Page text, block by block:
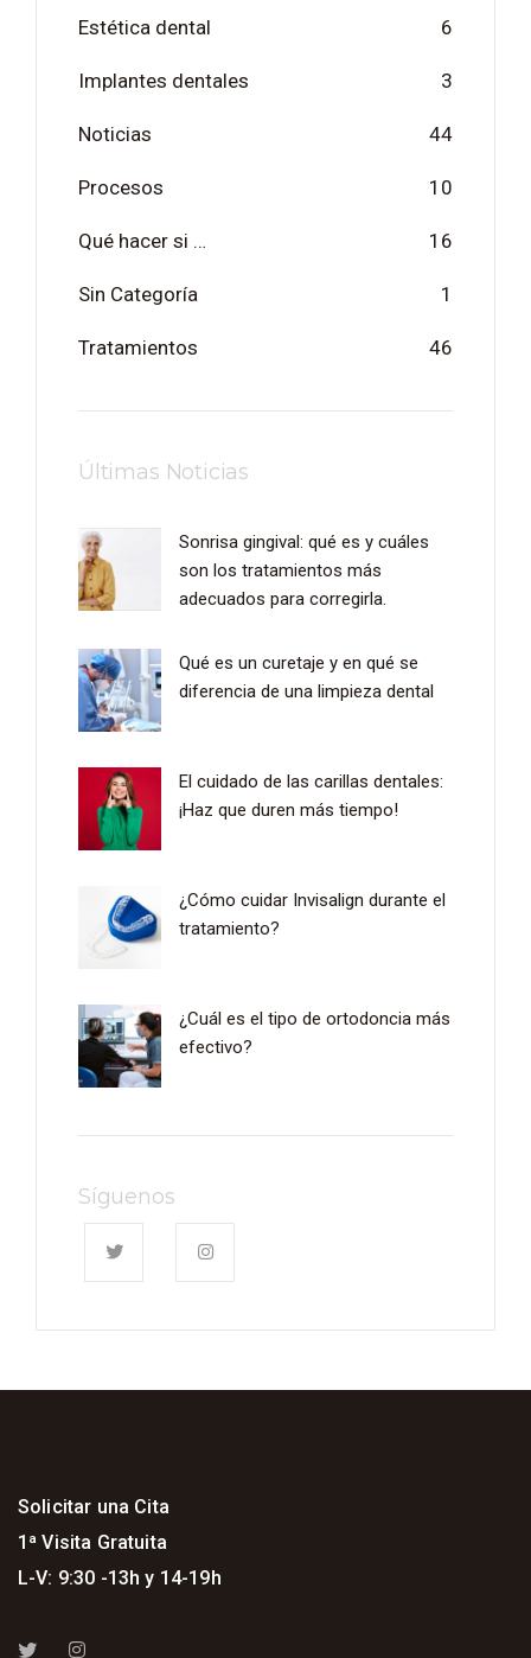
Estética dental 6
Implantes dentales 3
Noticias 44
Procesos 10
Qué hacer si … 16
Sin Categoría 1
Tratamientos 46
Últimas Noticias
Sonrisa gingival: qué es y cuáles
son los tratamientos más
adecuados para corregirla.
Qué es un curetaje y en qué se
diferencia de una limpieza dental
El cuidado de las carillas dentales:
¡Haz que duren más tiempo!
¿Cómo cuidar Invisalign durante el
tratamiento?
¿Cuál es el tipo de ortodoncia más
efectivo?
Síguenos
Solicitar una Cita
1ª Visita Gratuita
L-V: 9:30 -13h y 14-19h